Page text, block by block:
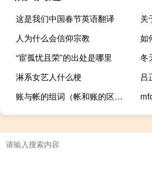
这是我们中国春节英语翻译
关
人为什么会信仰宗教
“宦孤忧且荣”的出处是哪里
冬
淋系女艺人什么梗
吕
账与帐的组词（帐和账的区别组词）